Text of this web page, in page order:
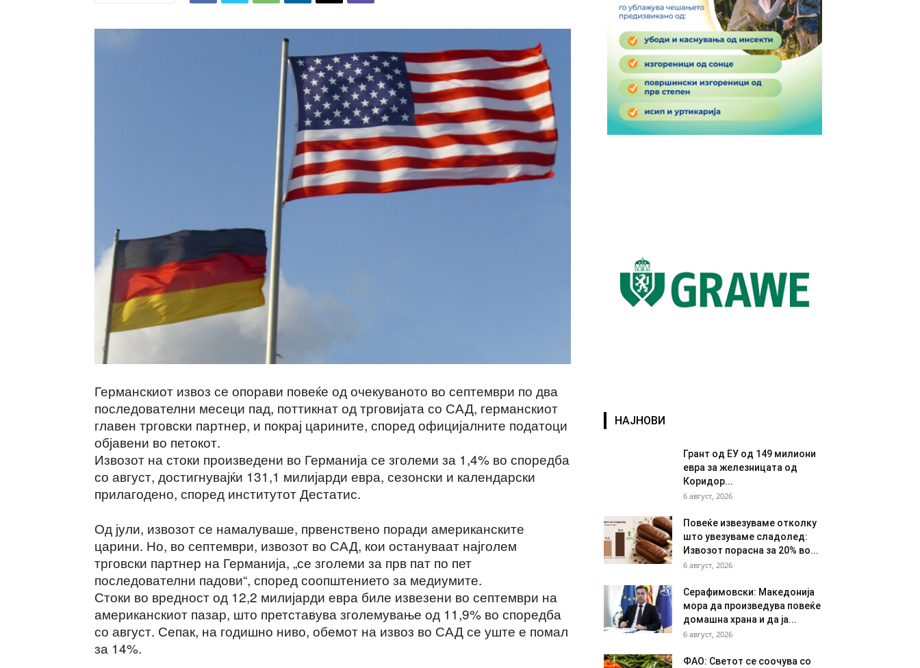
Германскиот извоз се опорави повеќе од очекуваното во септември по два
последователни месеци пад, поттикнат од трговијата со САД, германскиот
главен трговски партнер, и покрај царините, според официјалните податоци
објавени во петокот.
Извозот на стоки произведени во Германија се зголеми за 1,4% во споредба
со август, достигнувајќи 131,1 милијарди евра, сезонски и календарски
прилагодено, според институтот Дестатис.
Од јули, извозот се намалуваше, првенствено поради американските
царини. Но, во септември, извозот во САД, кои остануваат најголем
трговски партнер на Германија, „се зголеми за прв пат по пет
последователни падови“, според соопштението за медиумите.
Стоки во вредност од 12,2 милијарди евра биле извезени во септември на
американскиот пазар, што претставува зголемување од 11,9% во споредба
со август. Сепак, на годишно ниво, обемот на извоз во САД се уште е помал
за 14%.
НАЈНОВИ
Грант од ЕУ од 149 милиони
евра за железницата од
Коридор...
6 август, 2026
Повеќе извезуваме отколку
што увезуваме сладолед:
Извозот порасна за 20% во...
6 август, 2026
Серафимовски: Македонија
мора да произведува повеќе
домашна храна и да ја...
6 август, 2026
ФАО: Светот се соочува со